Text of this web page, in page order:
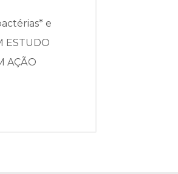
e
ESTUDO
AÇÃO